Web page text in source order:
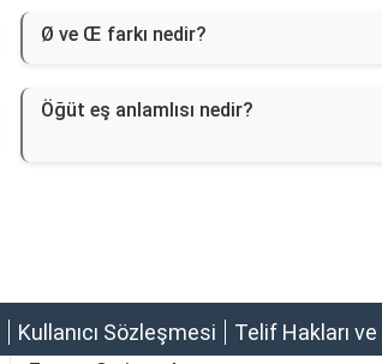
Ø ve Œ farkı nedir?
Öğüt eş anlamlısı nedir?
Kullanıcı Sözleşmesi Telif Hakları ve